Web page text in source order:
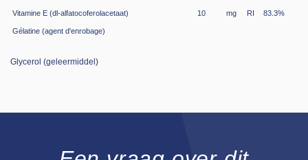
Vitamine E (dl-alfatocoferolacetaat) 10 mg RI 83.3%
Gélatine (agent d'enrobage)
Glycerol (geleermiddel)